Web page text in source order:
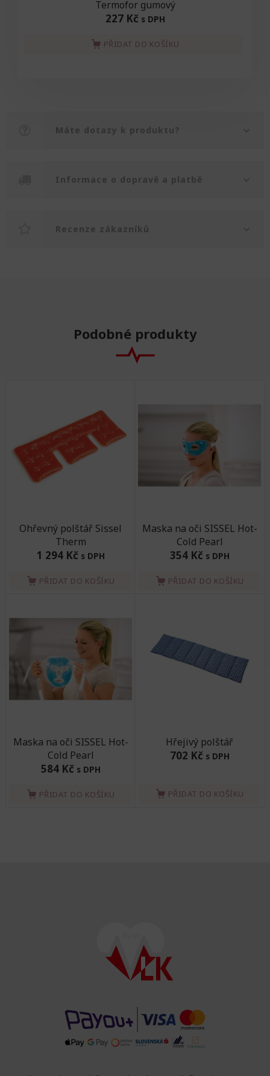
Termofor gumový
227 Kč s DPH
PŘIDAT DO KOŠÍKU
Máte dotazy k produktu?
Informace o dopravě a platbě
Recenze zákazníků
Podobné produkty
Ohřevný polštář Sissel
Therm
1 294 Kč s DPH
PŘIDAT DO KOŠÍKU
Maska na oči SISSEL Hot-
Cold Pearl
354 Kč s DPH
PŘIDAT DO KOŠÍKU
Maska na oči SISSEL Hot-
Cold Pearl
584 Kč s DPH
PŘIDAT DO KOŠÍKU
Hřejivý polštář
702 Kč s DPH
PŘIDAT DO KOŠÍKU